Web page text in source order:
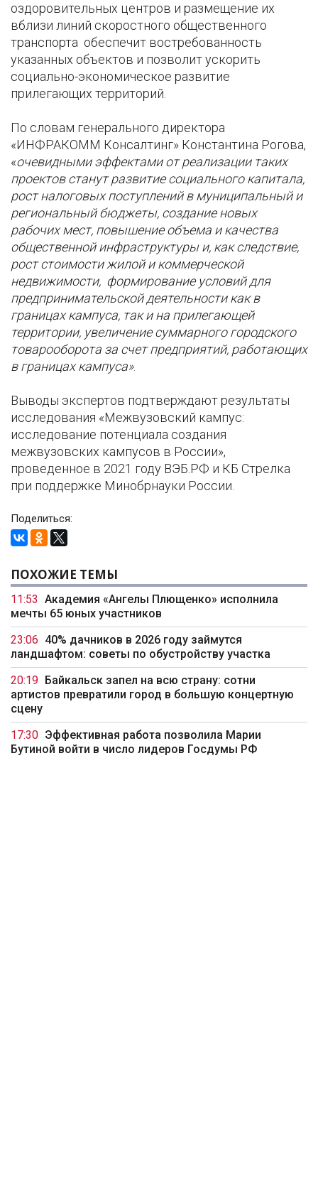
оздоровительных центров и размещение их
вблизи линий скоростного общественного
транспорта обеспечит востребованность
указанных объектов и позволит ускорить
социально-экономическое развитие
прилегающих территорий.
По словам генерального директора
«ИНФРАКОММ Консалтинг» Константина Рогова,
«очевидными эффектами от реализации таких
проектов станут развитие социального капитала,
рост налоговых поступлений в муниципальный и
региональный бюджеты, создание новых
рабочих мест, повышение объема и качества
общественной инфраструктуры и, как следствие,
рост стоимости жилой и коммерческой
недвижимости, формирование условий для
предпринимательской деятельности как в
границах кампуса, так и на прилегающей
территории, увеличение суммарного городского
товарооборота за счет предприятий, работающих
в границах кампуса».
Выводы экспертов подтверждают результаты
исследования «Межвузовский кампус:
исследование потенциала создания
межвузовских кампусов в России»,
проведенное в 2021 году ВЭБ.РФ и КБ Стрелка
при поддержке Минобрнауки России.
Поделиться:
ПОХОЖИЕ ТЕМЫ
11:53 Академия «Ангелы Плющенко» исполнила
мечты 65 юных участников
23:06 40% дачников в 2026 году займутся
ландшафтом: советы по обустройству участка
20:19
Байкальск запел на всю страну: сотни
артистов превратили город в большую концертную
сцену
17:30 Эффективная работа позволила Марии
Бутиной войти в число лидеров Госдумы РФ